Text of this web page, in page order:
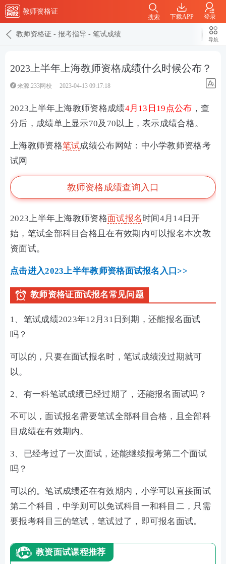
教师资格证
下载APP 登录
搜索
教师资格证 - 报考指导 - 笔试成绩
导航
2023上半年上海教师资格成绩什么时候公布？
来源:233网校 2023-04-13 09:17:18
2023上半年上海教师资格成绩4月13日19点公布 ，查
分后，成绩单上显示70及70以上，表示成绩合格。
上海教师资格笔试成绩公布网站：中小学教师资格考
试网
教师资格成绩查询入口
2023上半年上海教师资格面试报名时间4月14日开
始， 笔试全部科目合格且在有效期内可以报名本次教
资面试。
点击进入2023上半年教师资格面试报名入口>>
教师资格证面试报名常见问题
1、笔试成绩2023年12月31日到期，还能报名面试
吗？
可以的，只要在面试报名时，笔试成绩没过期就可
以。
2、有一科笔试成绩已经过期了，还能报名面试吗？
不可以，面试报名需要笔试全部科目合格，且全部科
目成绩在有效期内。
3、已经考过了一次面试，还能继续报考第二个面试
吗？
可以的。笔试成绩还在有效期内，小学可以直接面试
第二个科目，中学则可以免试科目一和科目二，只需
要报考科目三的笔试，笔试过了，即可报名面试。
教资面试课程推荐